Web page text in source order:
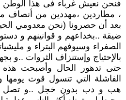
فنحن نعيش غرباء فى هذا الوطن
، مطاردين ،مهددين من أنصاف
بعد أن حصرونا (نحن معدومي
ضيقة ..بخداعهم و قوانينهم و
الصفراء وسيوفهم البتراء و
بالإحتياج وإستنزاف الثروات ..و
حتى تدهور الحال وأصبحت هذه
الفاشلة التي تتسول قوت
هب و دب بدون خجل ..و تصل